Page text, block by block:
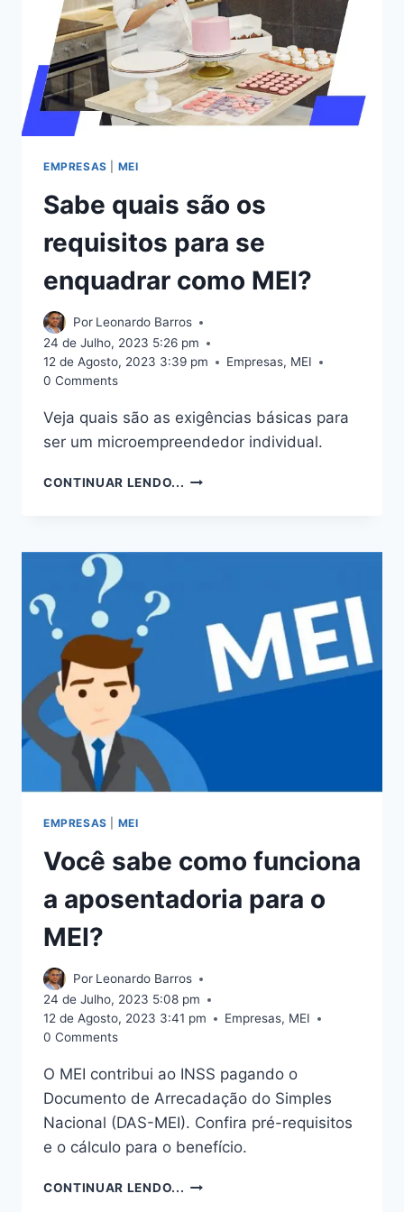
EMPRESAS MEI
Sabe quais são os
requisitos para se
enquadrar como MEI?
Por Leonardo Barros
24 de Julho, 2023 5:26 pm
12 de Agosto, 2023 3:39 pm
Empresas, MEI
0 Comments
Veja quais são as exigências básicas para
ser um microempreendedor individual.
CONTINUAR LENDO... SABE
REQUISITOS
ENQUADRAR
COMO
MEI?
EMPRESAS MEI
Você sabe como funciona
a aposentadoria para o
MEI?
Por Leonardo Barros
24 de Julho, 2023 5:08 pm
12 de Agosto, 2023 3:41 pm
Empresas, MEI
0 Comments
O MEI contribui ao INSS pagando o
Documento de Arrecadação do Simples
Nacional (DAS-MEI). Confira pré-requisitos
e o cálculo para o benefício.
CONTINUAR LENDO... VOCÊ